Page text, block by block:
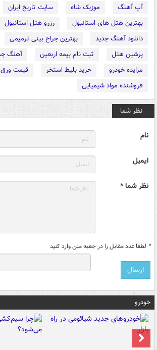
آپ آهنگ موزیک شاه
سایت تاریخ ایران
بهترین هتل های استانبول
رزرو هتل استانبول
دانلود آهنگ جدید
بهترین جراح بینی ترمیمی
پرشین هتل
ثبت نام بیمه اربعین
آهنگ
مزایده خودرو
خرید بلیط استخر
قیمت
فروشنده مواد شیمیایی
نظر شما
نام
ایمیل
نظر شما *
* لطفا عدد مقابل را در جعبه متن وارد کنید
خودرو